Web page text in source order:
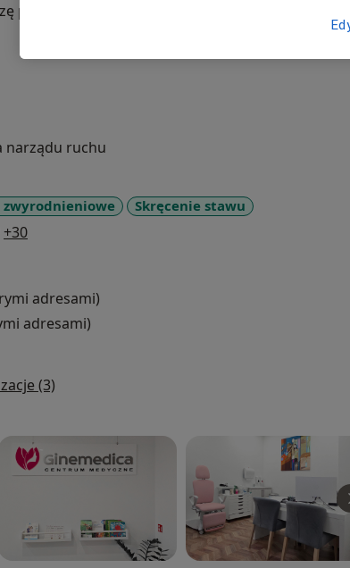
poprzez udział w szkoleniach kursach i
narządu ruchu
zwyrodnieniowe
Skręcenie stawu
+30a11y_sr_more_diseases
adresami)
adresami)
(3)